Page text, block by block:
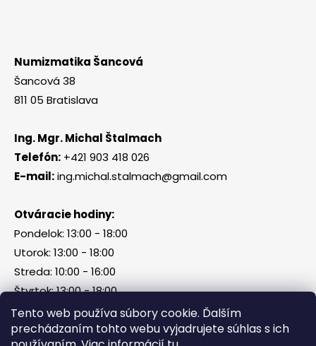
Tento web používa súbory cookie. Ďalším
prechádzaním tohto webu vyjadrujete súhlas s ich
Numizmatika Šancová
Šancová 38
811 05 Bratislava
Ing. Mgr. Michal Štalmach
Telefón: +421 903 418 026
E-mail:ing.michal.stalmach@gmail.com
Otváracie hodiny:
Pondelok: 13:00 - 18:00
Utorok: 13:00 - 18:00
Streda: 10:00 - 16:00
Štvrtok: 13:00 - 18:00
Piatok, sobota, nedeľa: zatvorené